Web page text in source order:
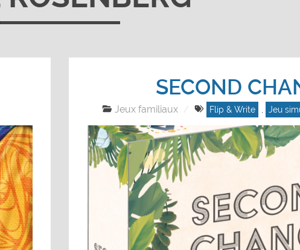
SECOND
Jeux familiaux Flip & Write Jeu